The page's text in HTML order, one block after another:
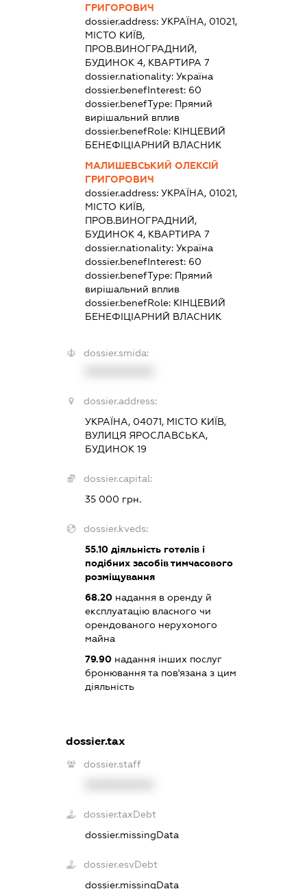
ГРИГОРОВИЧ
dossier.address: УКРАЇНА, 01021,
МІСТО КИЇВ,
ПРОВ.ВИНОГРАДНИЙ,
БУДИНОК 4, КВАРТИРА 7
dossier.nationality: Україна
dossier.benefInterest: 60
dossier.benefType: Прямий
вирішальний вплив
dossier.benefRole: КІНЦЕВИЙ
БЕНЕФІЦІАРНИЙ ВЛАСНИК
МАЛИШЕВСЬКИЙ ОЛЕКСІЙ
ГРИГОРОВИЧ
dossier.address: УКРАЇНА, 01021,
МІСТО КИЇВ,
ПРОВ.ВИНОГРАДНИЙ,
БУДИНОК 4, КВАРТИРА 7
dossier.nationality: Україна
dossier.benefInterest: 60
dossier.benefType: Прямий
вирішальний вплив
dossier.benefRole: КІНЦЕВИЙ
БЕНЕФІЦІАРНИЙ ВЛАСНИК
dossier.smida:
dossier.address:
УКРАЇНА, 04071, МІСТО КИЇВ,
ВУЛИЦЯ ЯРОСЛАВСЬКА,
БУДИНОК 19
dossier.capital:
35 000 грн.
dossier.kveds:
55.10діяльність готелів і
подібних засобів тимчасового
розміщування
68.20надання в оренду й
експлуатацію власного чи
орендованого нерухомого
майна
79.90надання інших послуг
бронювання та пов'язана з цим
діяльність
dossier.tax
dossier.staff
dossier.taxDebt
dossier.missingData
dossier.esvDebt
dossier.missingData